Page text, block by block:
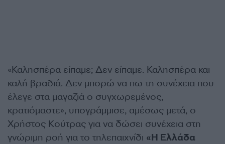
«Καλησπέρα είπαμε; Δεν είπαμε. Καλησπέρα και
καλή βραδιά. Δεν μπορώ να πω τη συνέχεια που
έλεγε στα μαγαζιά ο συγχωρεμένος,
κρατιόμαστε», υπογράμμισε, αμέσως μετά, ο
Χρήστος Κούτρας για να δώσει συνέχεια στη
γνώριμη ροή για το τηλεπαιχνίδι «Η Ελλάδα